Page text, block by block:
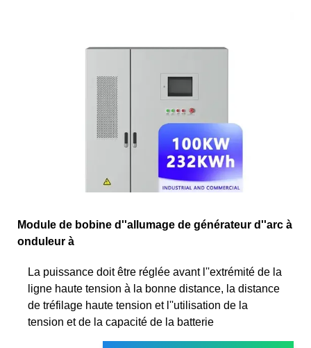
Module de bobine d''allumage de générateur d''arc à
onduleur à
La puissance doit être réglée avant l''extrémité de la
ligne haute tension à la bonne distance, la distance
de tréfilage haute tension et l''utilisation de la
tension et de la capacité de la batterie